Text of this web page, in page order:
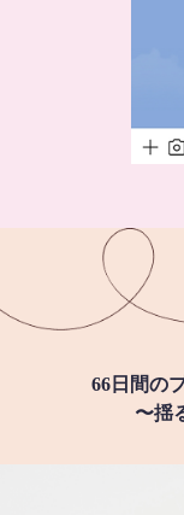
66日間の
〜揺